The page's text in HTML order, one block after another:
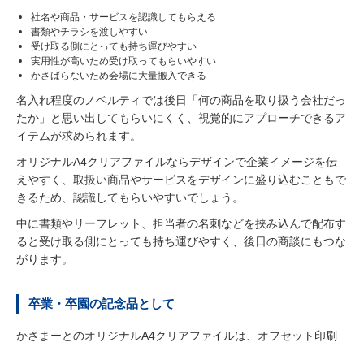
社名や商品・サービスを認識してもらえる
書類やチラシを渡しやすい
受け取る側にとっても持ち運びやすい
実用性が高いため受け取ってもらいやすい
かさばらないため会場に大量搬入できる
名入れ程度のノベルティでは後日「何の商品を取り扱う会社だっ
たか」と思い出してもらいにくく、視覚的にアプローチできるア
イテムが求められます。
オリジナルA4クリアファイルならデザインで企業イメージを伝
えやすく、取扱い商品やサービスをデザインに盛り込むこともで
きるため、認識してもらいやすいでしょう。
中に書類やリーフレット、担当者の名刺などを挟み込んで配布す
ると受け取る側にとっても持ち運びやすく、後日の商談にもつな
がります。
卒業・卒園の記念品として
かさまーとのオリジナルA4クリアファイルは、オフセット印刷